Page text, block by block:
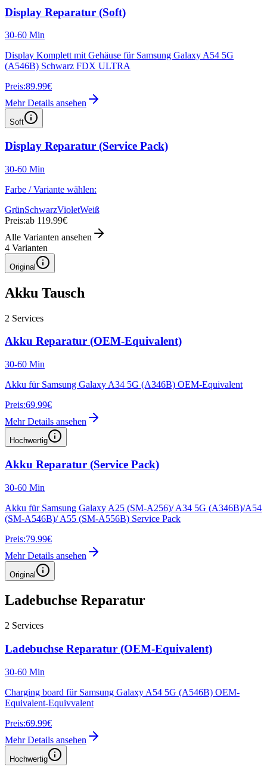
Display Reparatur (Soft)
30-60 Min
Display Komplett mit Gehäuse für Samsung Galaxy A54 5G
(A546B) Schwarz FDX ULTRA
Preis:89.99€
Mehr Details ansehen
Soft
Display Reparatur (Service Pack)
30-60 Min
Farbe / Variante wählen:
GrünSchwarzVioletWeiß
Preis:ab 119.99€
Alle Varianten ansehen
4 Varianten
Original
Akku Tausch
2 Services
Akku Reparatur (OEM-Equivalent)
30-60 Min
Akku für Samsung Galaxy A34 5G (A346B) OEM-Equivalent
Preis:69.99€
Mehr Details ansehen
Hochwertig
Akku Reparatur (Service Pack)
30-60 Min
Akku für Samsung Galaxy A25 (SM-A256)/ A34 5G (A346B)/A54
(SM-A546B)/ A55 (SM-A556B) Service Pack
Preis:79.99€
Mehr Details ansehen
Original
Ladebuchse Reparatur
2 Services
Ladebuchse Reparatur (OEM-Equivalent)
30-60 Min
Charging board für Samsung Galaxy A54 5G (A546B) OEM-
Equivalent-Equivvalent
Preis:69.99€
Mehr Details ansehen
Hochwertig